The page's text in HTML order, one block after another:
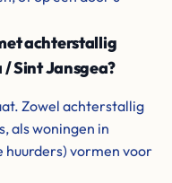
achterstallig
Sint Jansgea?
Zowel achterstallig
als woningen in
huurders) vormen voor